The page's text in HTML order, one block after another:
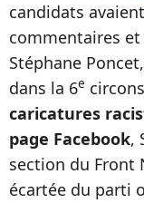
candidats
commentaires
Stéphane
dans la 6e
caricatures
page Facebook,
section du Front
écartée du parti